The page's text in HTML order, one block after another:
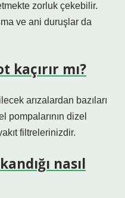
zorluk çekebilir.
ve ani duruşlar da
kaçırır mı?
arızalardan bazıları
pompalarının dizel
filtrelerinizdir.
nasıl